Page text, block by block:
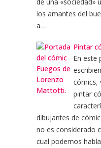
los amantes del
a…
Pintar
En este
cómics,
pintar
dibujantes de
no es considerado
cual podemos